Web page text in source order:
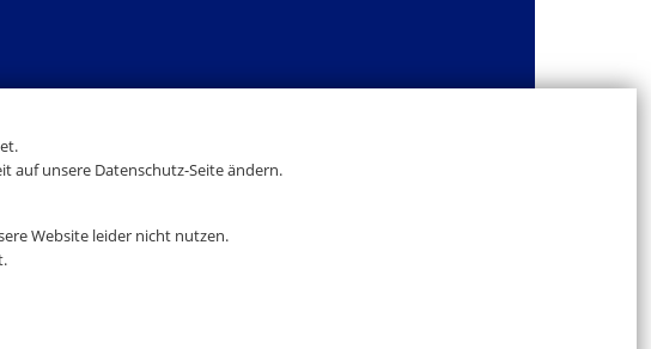
auf unsere Datenschutz-Seite ändern.
Website leider nicht nutzen.